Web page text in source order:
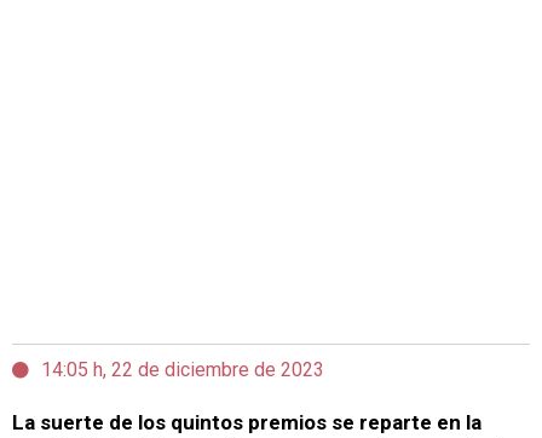
14:05 h, 22 de diciembre de 2023
La suerte de los quintos premios se reparte en la